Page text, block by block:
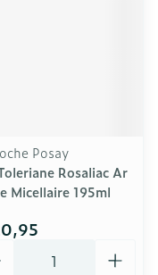
Posay
Rosaliac Ar
Micellaire 195ml